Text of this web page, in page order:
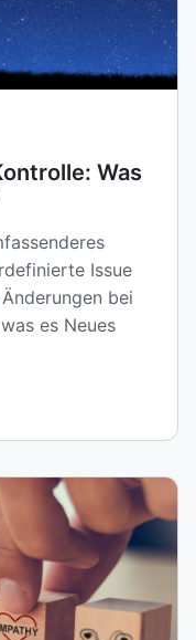
Was
Issue
bei
es Neues